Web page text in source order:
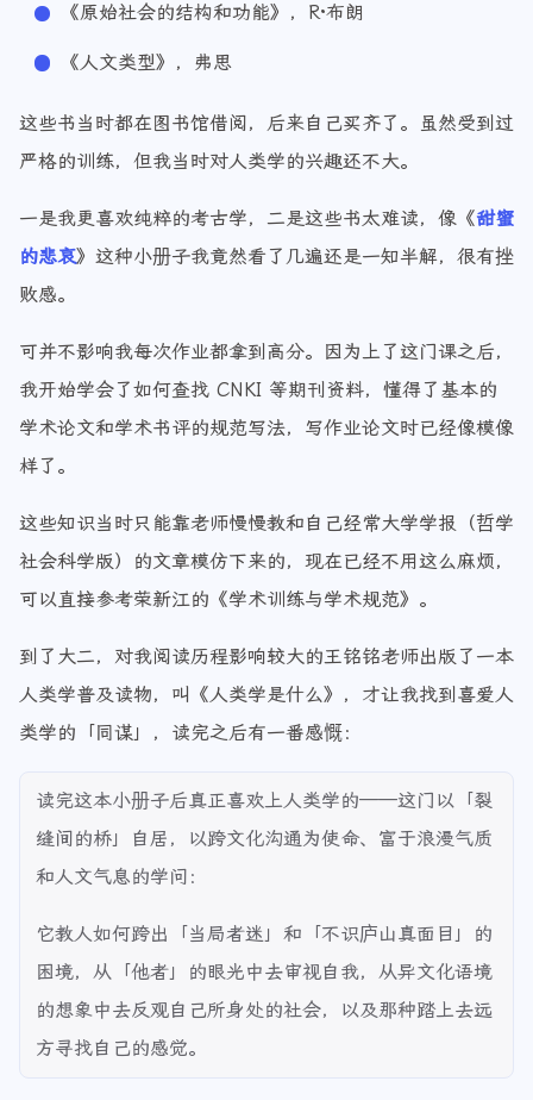
《原始社会的结构和功能》，R·布朗
《人文类型》，弗思
这些书当时都在图书馆借阅，后来自己买齐了。虽然受到过
严格的训练，但我当时对人类学的兴趣还不大。
一是我更喜欢纯粹的考古学，二是这些书太难读，像《甜蜜
的悲哀》这种小册子我竟然看了几遍还是一知半解，很有挫
败感。
可并不影响我每次作业都拿到高分。因为上了这门课之后，
我开始学会了如何查找 CNKI 等期刊资料，懂得了基本的
学术论文和学术书评的规范写法，写作业论文时已经像模像
样了。
这些知识当时只能靠老师慢慢教和自己经常大学学报（哲学
社会科学版）的文章模仿下来的，现在已经不用这么麻烦，
可以直接参考荣新江的《学术训练与学术规范》。
到了大二，对我阅读历程影响较大的王铭铭老师出版了一本
人类学普及读物，叫《人类学是什么》，才让我找到喜爱人
类学的「同谋」，读完之后有一番感慨：
读完这本小册子后真正喜欢上人类学的——这门以「裂
缝间的桥」自居，以跨文化沟通为使命、富于浪漫气质
和人文气息的学问：
它教人如何跨出「当局者迷」和「不识庐山真面目」的
困境，从「他者」的眼光中去审视自我，从异文化语境
的想象中去反观自己所身处的社会，以及那种踏上去远
方寻找自己的感觉。